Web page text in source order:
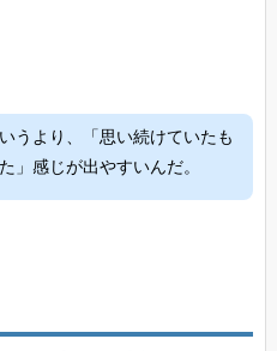
うより、「思い続けていたも
」感じが出やすいんだ。